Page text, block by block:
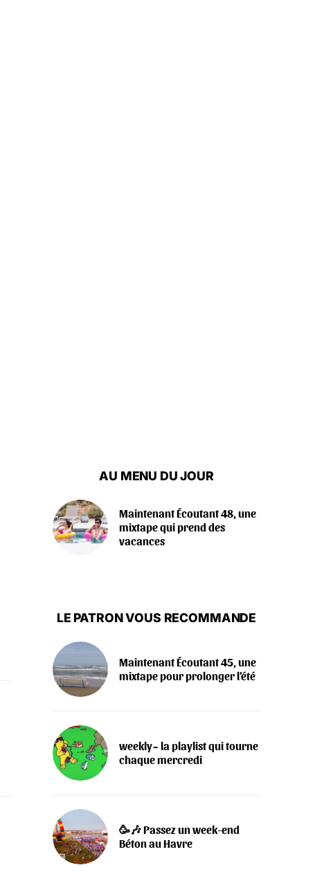
AU MENU DU JOUR
Maintenant Écoutant 48, une
mixtape qui prend des
vacances
LE PATRON VOUS RECOMMANDE
Maintenant Écoutant 45, une
mixtape pour prolonger l’été
weekly~ la playlist qui tourne
chaque mercredi
🥳🎶 Passez un week-end
Béton au Havre